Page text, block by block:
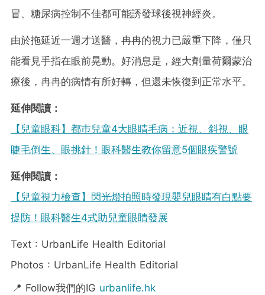
冒、糖尿病控制不佳都可能誘發球後視神經炎。
由於拖延近一週才送醫，冉冉的視力已嚴重下降，僅只
能看見手指在眼前晃動。好消息是，經大劑量荷爾蒙治
療後，冉冉的病情有所好轉，但還未恢復到正常水平。
延伸閱讀：
【兒童眼科】都巿兒童4大眼睛毛病：近視、斜視、眼
睫毛倒生、眼挑針！眼科醫生教你留意5個眼疾警號
延伸閱讀：
【兒童視力檢查】閃光燈拍照時發現嬰兒眼睛有白點要
提防！眼科醫生4式助兒童眼睛發展
Text : UrbanLife Health Editorial
Photos : UrbanLife Health Editorial
📍 Follow我們的IG urbanlife.hk